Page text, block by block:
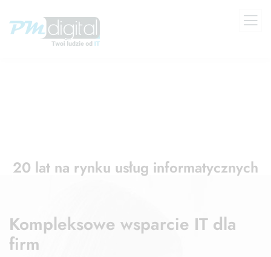
20 lat na rynku usług informatycznych
Kompleksowe wsparcie IT dla
firm